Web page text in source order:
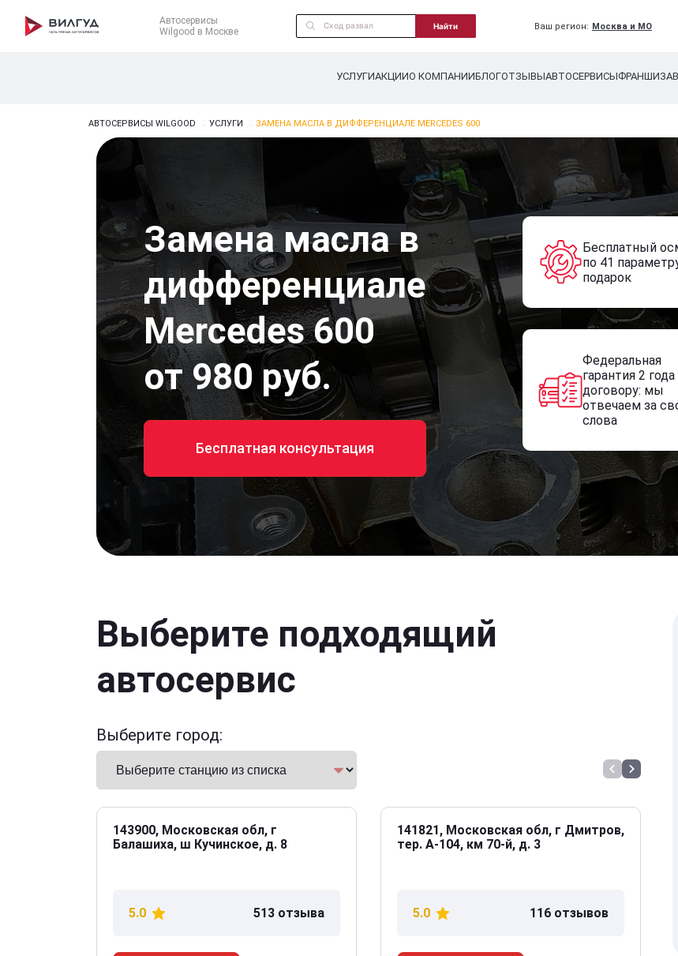
Автосервисы
Wilgood в Москве
Найти Ваш регион: Москва и МО
УСЛУГИАКЦИИО КОМПАНИИБЛОГОТЗЫВЫАВТОСЕРВИСЫФРАНШИЗА
АВТОСЕРВИСЫ WILGOOD УСЛУГИ ЗАМЕНА МАСЛА В ДИФФЕРЕНЦИАЛЕ MERCEDES 600
Замена масла в
дифференциале
Mercedes 600
от 980 руб.
Бесплатная консультация
Бесплатный
по 41
подарок
Федеральная
гарантия 2
договору: мы
отвечаем за
слова
Выберите подходящий
автосервис
Выберите город:
143900, Московская обл, г
Балашиха, ш Кучинское, д. 8
5.0 513 отзыва
141821, Московская обл, г Дмитров,
тер. А-104, км 70-й, д. 3
5.0 116 отзывов